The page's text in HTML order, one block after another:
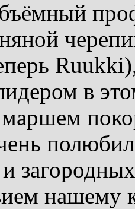
в
нашему